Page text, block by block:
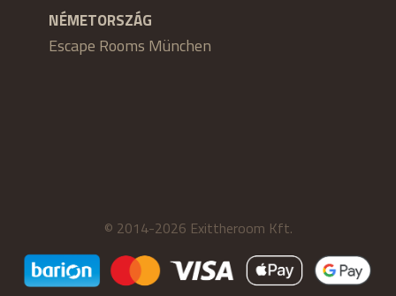
NÉMETORSZÁG
Escape Rooms München
© 2014-2026 Exittheroom Kft.